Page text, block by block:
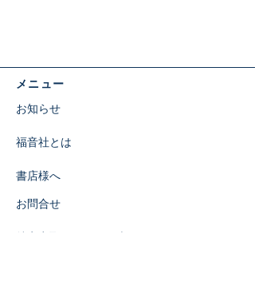
8. ちいさいひつじ
9. 祈り
待望の新アルバム。
CD１枚につき200円が三育教育のた
めに寄付されます。
メニュー
お知らせ
福音社とは
書店様へ
お問合せ
特定商取引に関する表示